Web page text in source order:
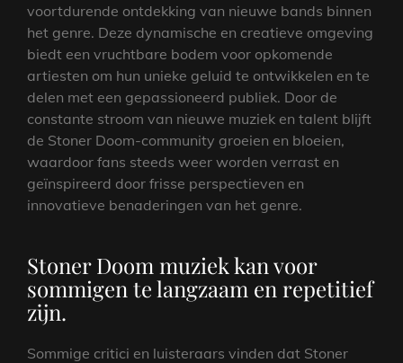
voortdurende ontdekking van nieuwe bands binnen
het genre. Deze dynamische en creatieve omgeving
biedt een vruchtbare bodem voor opkomende
artiesten om hun unieke geluid te ontwikkelen en te
delen met een gepassioneerd publiek. Door de
constante stroom van nieuwe muziek en talent blijft
de Stoner Doom-community groeien en bloeien,
waardoor fans steeds weer worden verrast en
geïnspireerd door frisse perspectieven en
innovatieve benaderingen van het genre.
Stoner Doom muziek kan voor
sommigen te langzaam en repetitief
zijn.
Sommige critici en luisteraars vinden dat Stoner